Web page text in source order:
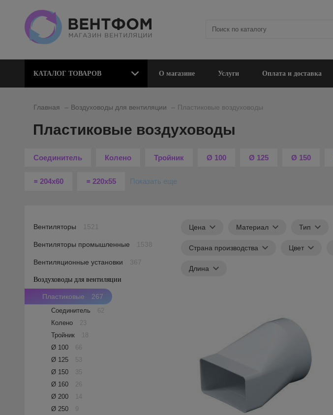
КАТАЛОГ ТОВАРОВ О магазине Услуги Оплата и доставка
Главная Воздуховоды для вентиляции Пластиковые воздуховоды
Пластиковые воздуховоды
Соединитель Колено Тройник Ø 100 Ø 125 Ø 150
꓿ 204х60 ꓿ 220х55 Показать еще
Цена Материал Тип
Страна производства Цвет
Длина
Вентиляторы 1521
Вентиляторы промышленные 1538
Вентиляционные установки 367
Воздуховоды для вентиляции
Пластиковые 267
Соединитель
62
Колено
23
Тройник
18
Ø 100
66
Ø 125
53
Ø 150
35
Ø 160
26
Ø 200
14
Ø 250
9